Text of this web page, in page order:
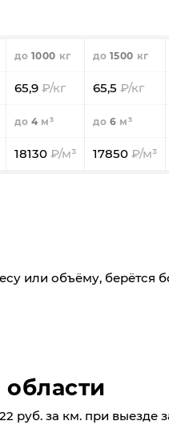
1000 1500
65,9 65,5
4 6
18130 17850
или объёму, берётся
руб. за км. при выезде